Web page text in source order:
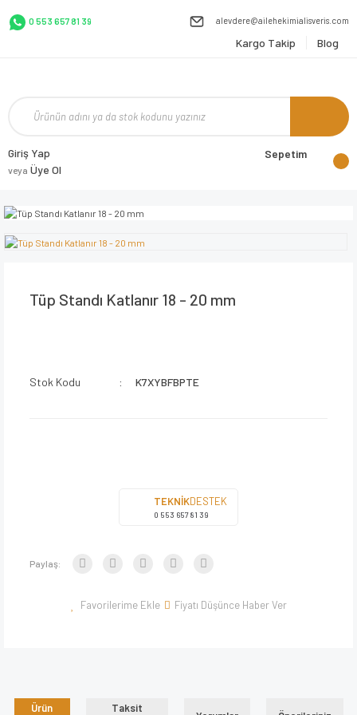
0 553 657 81 39 alevdere@ailehekimialisveris.com
Kargo Takip Blog
Giriş Yap
veya Üye Ol
Sepetim
Tüp Standı Katlanır 18 - 20 mm
Stok Kodu K7XYBFBPTE
TEKNİKDESTEK
0 553 657 81 39
Paylaş:
Fiyatı Düşünce Haber Ver
Ürün
Taksit